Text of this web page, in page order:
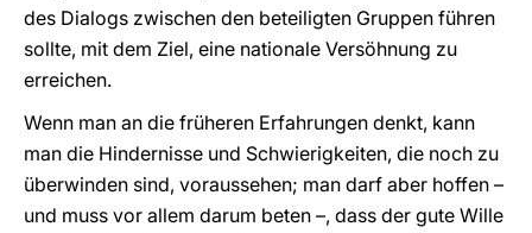
des Dialogs zwischen den beteiligten Gruppen führen
sollte, mit dem Ziel, eine nationale Versöhnung zu
erreichen.
Wenn man an die früheren Erfahrungen denkt, kann
man die Hindernisse und Schwierigkeiten, die noch zu
überwinden sind, voraussehen; man darf aber hoffen –
und muss vor allem darum beten –, dass der gute Wille